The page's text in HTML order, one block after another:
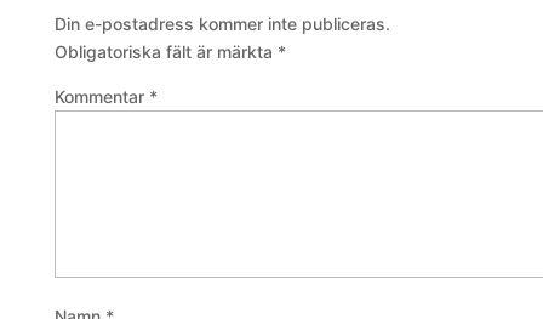
Din e-postadress kommer inte publiceras.
Obligatoriska fält är märkta *
Kommentar *